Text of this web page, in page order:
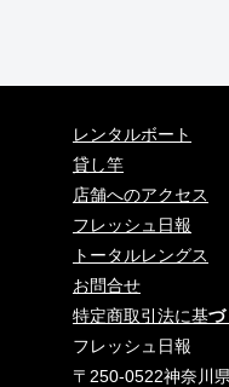
レンタルボート
貸し竿
店舗へのアクセス
フレッシュ日報
トータルレングス
お問合せ
特定商取引法に基づ
フレッシュ日報
〒250-0522神奈川